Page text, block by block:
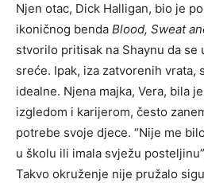
Njen otac, Dick Halligan, bio je
ikoničnog benda Blood, Sweat
stvorilo pritisak na Shaynu da se
sreće. Ipak, iza zatvorenih vrata,
idealne. Njena majka, Vera, bila
izgledom i karijerom, često
potrebe svoje djece. “Nije me
u školu ili imala svježu
Takvo okruženje nije pružalo